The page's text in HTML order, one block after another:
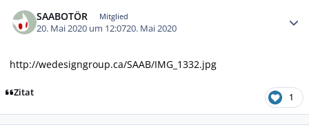
SAABOTÖR Mitglied
20. Mai 2020 um 12:0720. Mai 2020
http://wedesigngroup.ca/SAAB/IMG_1332.jpg
Zitat 1